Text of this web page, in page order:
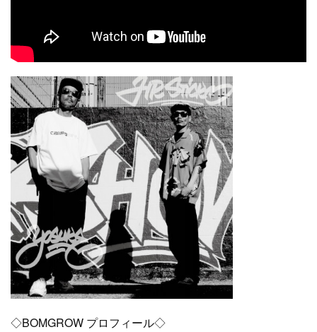
◇BOMGROW プロフィール◇